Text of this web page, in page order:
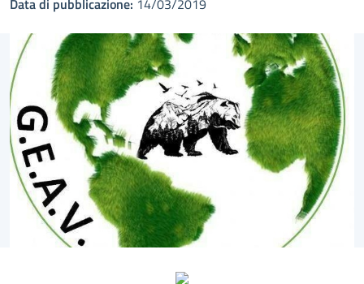
Data di pubblicazione: 14/03/2019